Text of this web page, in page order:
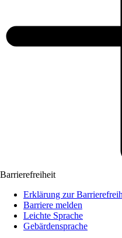
Barrierefreiheit
Erklärung zur
Barriere melden
Leichte Sprache
Gebärdensprache